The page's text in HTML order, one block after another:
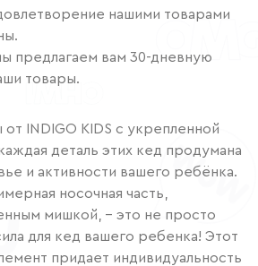
нашими товарами
предлагаем вам 30-дневную
товары.
INDIGO KIDS с укрепленной
деталь этих кед продумана
и активности вашего ребёнка.
носочная часть,
мишкой, – это не просто
для кед вашего ребенка! Этот
придает индивидуальность